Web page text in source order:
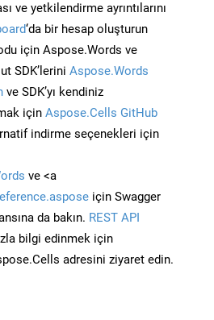
ve yetkilendirme ayrıntılarını
‘da bir hesap oluşturun
için Aspose.Words ve
SDK’lerini Aspose.Words
ve SDK’yı kendiniz
için Aspose.Cells GitHub
indirme seçenekleri için
ve <a
için Swagger
da bakın. REST API
bilgi edinmek için
adresini ziyaret edin.